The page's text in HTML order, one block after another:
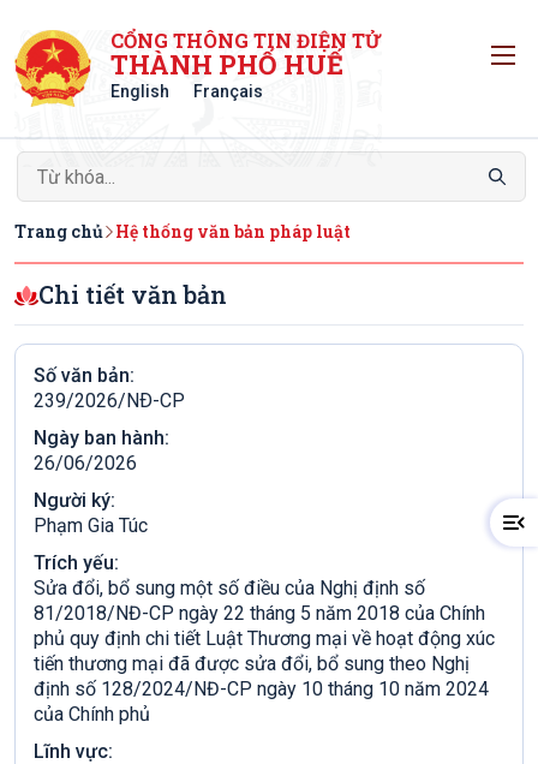
CỔNG THÔNG TIN ĐIỆN TỬ
THÀNH PHỐ HUẾ
English Français
Trang chủ Hệ thống văn bản pháp luật
Chi tiết văn bản
Số văn bản:
239/2026/NÐ-CP
Ngày ban hành:
26/06/2026
Người ký:
Phạm Gia Túc
Trích yếu:
Sửa đổi, bổ sung một số điều của Nghị định số
81/2018/NĐ-CР ngày 22 tháng 5 năm 2018 của Chính
phủ quy định chi tiết Luật Thương mại về hoạt động xúc
tiến thương mại đã được sửa đổi, bổ sung theo Nghị
định số 128/2024/NĐ-CР ngày 10 tháng 10 năm 2024
của Chính phủ
Lĩnh vực: